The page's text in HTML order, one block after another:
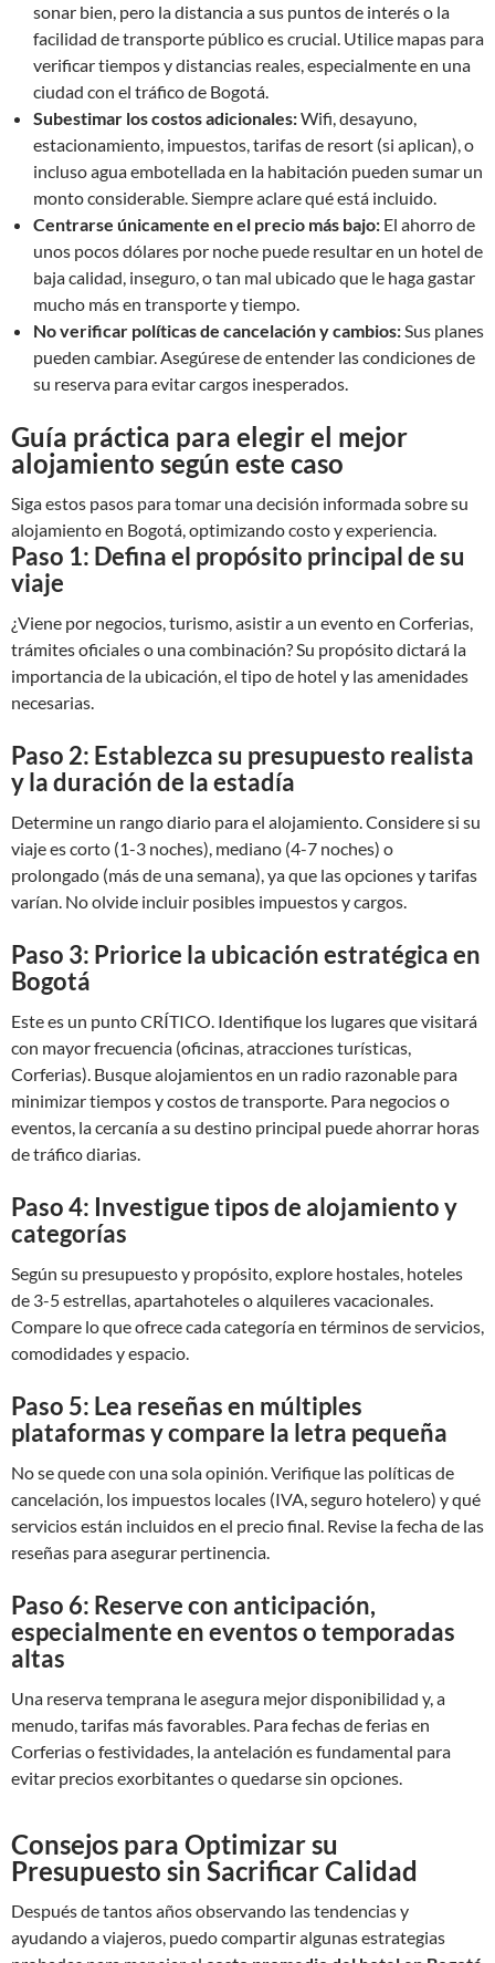
sonar bien, pero la distancia a sus puntos de interés o la
facilidad de transporte público es crucial. Utilice mapas para
verificar tiempos y distancias reales, especialmente en una
ciudad con el tráfico de Bogotá.
Subestimar los costos adicionales:Wifi, desayuno,
estacionamiento, impuestos, tarifas de resort (si aplican), o
incluso agua embotellada en la habitación pueden sumar un
monto considerable. Siempre aclare qué está incluido.
Centrarse únicamente en el precio más bajo: El ahorro de
unos pocos dólares por noche puede resultar en un hotel de
baja calidad, inseguro, o tan mal ubicado que le haga gastar
mucho más en transporte y tiempo.
No verificar políticas de cancelación y cambios:Sus planes
pueden cambiar. Asegúrese de entender las condiciones de
su reserva para evitar cargos inesperados.
Guía práctica para elegir el mejor
alojamiento según este caso
Siga estos pasos para tomar una decisión informada sobre su
alojamiento en Bogotá, optimizando costo y experiencia.
Paso 1: Defina el propósito principal de su
viaje
¿Viene por negocios, turismo, asistir a un evento en Corferias,
trámites oficiales o una combinación? Su propósito dictará la
importancia de la ubicación, el tipo de hotel y las amenidades
necesarias.
Paso 2: Establezca su presupuesto realista
y la duración de la estadía
Determine un rango diario para el alojamiento. Considere si su
viaje es corto (1-3 noches), mediano (4-7 noches) o
prolongado (más de una semana), ya que las opciones y tarifas
varían. No olvide incluir posibles impuestos y cargos.
Paso 3: Priorice la ubicación estratégica en
Bogotá
Este es un punto CRÍTICO. Identifique los lugares que visitará
con mayor frecuencia (oficinas, atracciones turísticas,
Corferias). Busque alojamientos en un radio razonable para
minimizar tiempos y costos de transporte. Para negocios o
eventos, la cercanía a su destino principal puede ahorrar horas
de tráfico diarias.
Paso 4: Investigue tipos de alojamiento y
categorías
Según su presupuesto y propósito, explore hostales, hoteles
de 3-5 estrellas, apartahoteles o alquileres vacacionales.
Compare lo que ofrece cada categoría en términos de servicios,
comodidades y espacio.
Paso 5: Lea reseñas en múltiples
plataformas y compare la letra pequeña
No se quede con una sola opinión. Verifique las políticas de
cancelación, los impuestos locales (IVA, seguro hotelero) y qué
servicios están incluidos en el precio final. Revise la fecha de las
reseñas para asegurar pertinencia.
Paso 6: Reserve con anticipación,
especialmente en eventos o temporadas
altas
Una reserva temprana le asegura mejor disponibilidad y, a
menudo, tarifas más favorables. Para fechas de ferias en
Corferias o festividades, la antelación es fundamental para
evitar precios exorbitantes o quedarse sin opciones.
Consejos para Optimizar su
Presupuesto sin Sacrificar Calidad
Después de tantos años observando las tendencias y
ayudando a viajeros, puedo compartir algunas estrategias